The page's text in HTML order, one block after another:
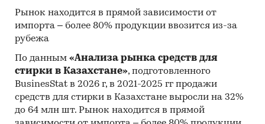
Рынок находится в прямой зависимости от
импорта – более 80% продукции ввозится из-за
рубежа
По данным «Анализа рынка средств для
стирки в Казахстане», подготовленного
BusinesStat в 2026 г, в 2021-2025 гг продажи
средств для стирки в Казахстане выросли на 32%
до 64 млн шт. Рынок находится в прямой